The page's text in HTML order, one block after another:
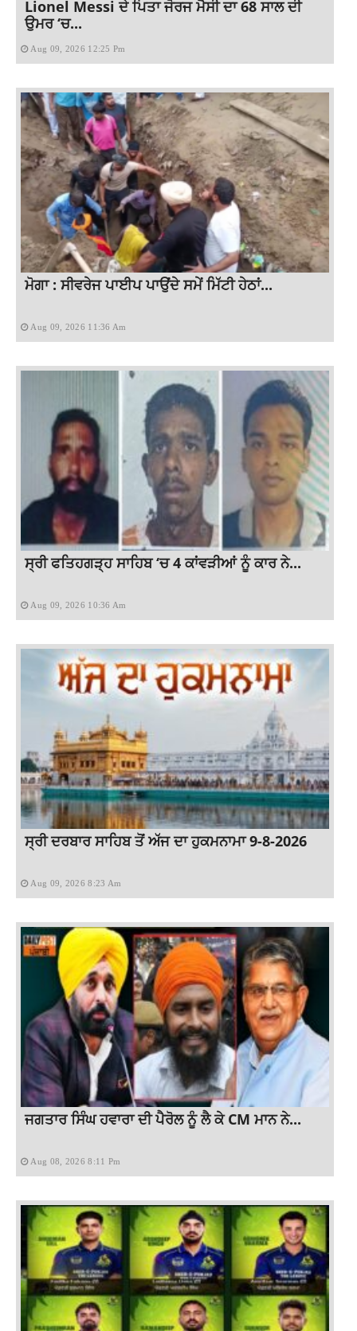
Lionel Messi ਦੇ ਪਿਤਾ ਜੋਰਜ ਮੈਸੀ ਦਾ 68 ਸਾਲ ਦੀ
ਉਮਰ ‘ਚ...
Aug 09, 2026 12:25 Pm
ਮੋਗਾ : ਸੀਵਰੇਜ ਪਾਈਪ ਪਾਉਂਦੇ ਸਮੇਂ ਮਿੱਟੀ ਹੇਠਾਂ...
Aug 09, 2026 11:36 Am
ਸ੍ਰੀ ਫਤਿਹਗੜ੍ਹ ਸਾਹਿਬ ‘ਚ 4 ਕਾਂਵੜੀਆਂ ਨੂੰ ਕਾਰ ਨੇ...
Aug 09, 2026 10:36 Am
ਸ੍ਰੀ ਦਰਬਾਰ ਸਾਹਿਬ ਤੋਂ ਅੱਜ ਦਾ ਹੁਕਮਨਾਮਾ 9-8-2026
Aug 09, 2026 8:23 Am
ਜਗਤਾਰ ਸਿੰਘ ਹਵਾਰਾ ਦੀ ਪੈਰੋਲ ਨੂੰ ਲੈ ਕੇ CM ਮਾਨ ਨੇ...
Aug 08, 2026 8:11 Pm